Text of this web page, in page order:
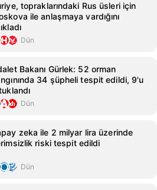
topraklarındaki Rus üsleri için
ile anlaşmaya vardığını
Dün
Bakanı Gürlek: 52 orman
34 şüpheli tespit edildi, 9'u
Dün
zeka ile 2 milyar lira üzerinde
riski tespit edildi
Dün